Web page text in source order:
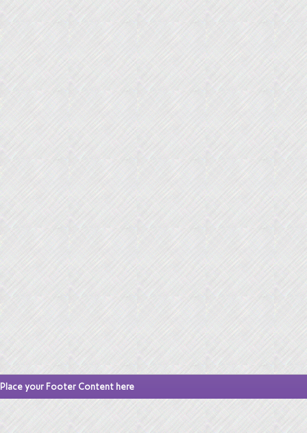
Place your Footer Content here